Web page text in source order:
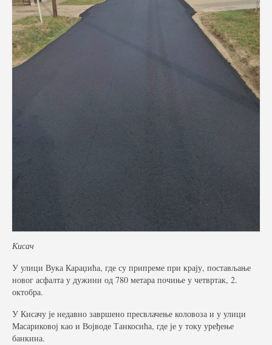
Галерија
Фото галерија
Кисач
У улици Вука Караџића, где су припреме при крају, постављање
новог асфалта у дужини од 780 метара почиње у четвртак, 2.
октобра.
У Кисачу је недавно завршено пресвлачење коловоза и у улици
Масариковој као и Војводе Танкосића, где је у току уређење
банкина.